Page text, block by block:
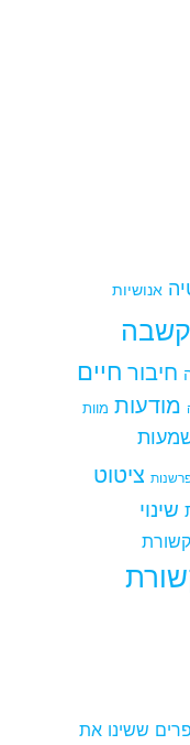
אנושיות
חיבור חיים
מודעות מוות
ציטוט
שינוי
ששינו את